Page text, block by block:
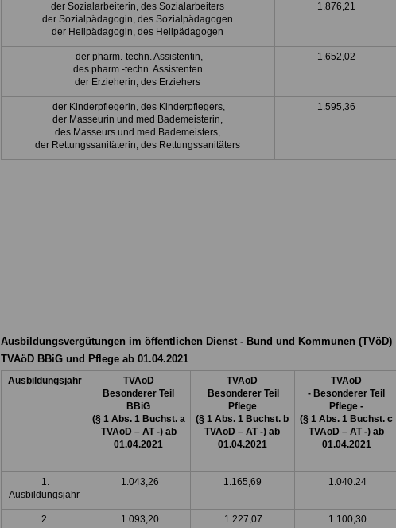
der Sozialarbeiterin, des Sozialarbeiters
der Sozialpädagogin, des Sozialpädagogen
der Heilpädagogin, des Heilpädagogen
1.876,21
der pharm.-techn. Assistentin,
des pharm.-techn. Assistenten
der Erzieherin, des Erziehers
1.652,02
der Kinderpflegerin, des Kinderpflegers,
der Masseurin und med Bademeisterin,
des Masseurs und med Bademeisters,
der Rettungssanitäterin, des Rettungssanitäters
1.595,36
Ausbildungsvergütungen im öffentlichen Dienst - Bund und Kommunen (TVöD)
TVAöD BBiG und Pflege ab 01.04.2021
Ausbildungsjahr
TVAöD
Besonderer Teil
BBiG
(§ 1 Abs. 1 Buchst. a
TVAöD – AT -) ab
01.04.2021
TVAöD
Besonderer Teil
Pflege
(§ 1 Abs. 1 Buchst. b
TVAöD – AT -) ab
01.04.2021
TVAöD
- Besonderer Teil
Pflege -
(§ 1 Abs. 1 Buchst. c
TVAöD – AT -) ab
01.04.2021
1.
Ausbildungsjahr
1.043,26 1.165,69 1.040.24
2.
1.093,20 1.227,07 1.100,30